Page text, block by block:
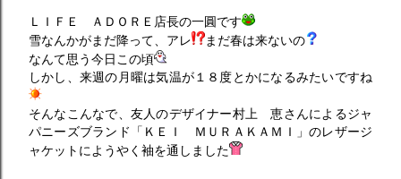
ＬＩＦＥ ＡＤＯＲＥ店長の一圓です
雪なんかがまだ降って、アレ
まだ春は来ないの
なんて思う今日この頃
しかし、来週の月曜は気温が１８度とかになるみたいですね
そんなこんなで、友人のデザイナー村上 恵さんによるジャ
パニーズブランド「ＫＥＩ ＭＵＲＡＫＡＭＩ」のレザージ
ャケットにようやく袖を通しました